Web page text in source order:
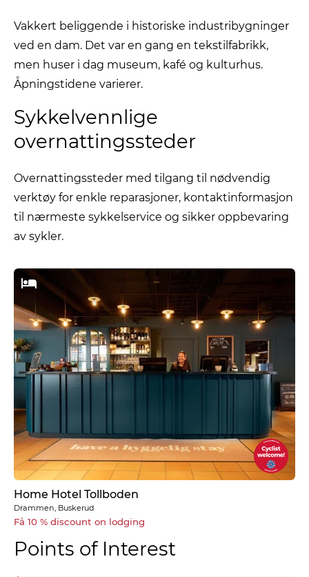
Vakkert beliggende i historiske industribygninger
ved en dam. Det var en gang en tekstilfabrikk,
men huser i dag museum, kafé og kulturhus.
Åpningstidene varierer.
Sykkelvennlige
overnattingssteder
Overnattingssteder med tilgang til nødvendig
verktøy for enkle reparasjoner, kontaktinformasjon
til nærmeste sykkelservice og sikker oppbevaring
av sykler.
Home Hotel Tollboden
Drammen, Buskerud
Få 10 % discount on lodging
Points of Interest